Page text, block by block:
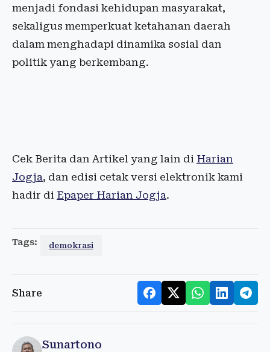
menjadi fondasi kehidupan masyarakat,
sekaligus memperkuat ketahanan daerah
dalam menghadapi dinamika sosial dan
politik yang berkembang.
Cek Berita dan Artikel yang lain di Harian
Jogja, dan edisi cetak versi elektronik kami
hadir di Epaper Harian Jogja.
Tags: demokrasi
Share
Sunartono